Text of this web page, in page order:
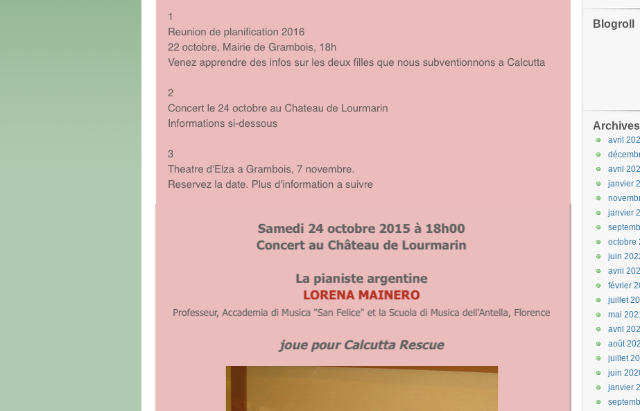
Blogroll
Archives
avril
avril
janvier
janvier
octobre
juin
avril
février
juillet
mai
avril
août
juillet
juin
janvier